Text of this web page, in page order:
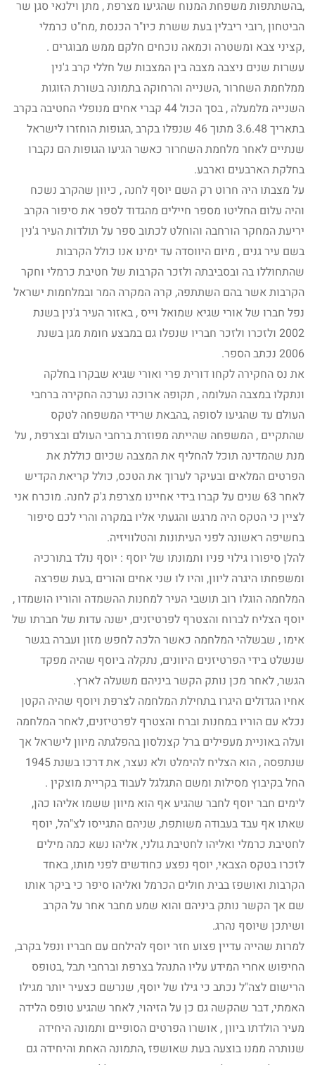
,בהשתתפות משפחת המנוח שהגיעו מצרפת , מתן וילנאי סגן שר
הביטחון ,רובי ריבלין בעת ששרת כיו"ר הכנסת ,מח"ט כרמלי
,קציני צבא ומשטרה וכמאה נוכחים חלקם ממש מבוגרים .
עשרות שנים ניצבה מצבה בין המצבות של חללי קרב ג'נין
ממלחמת השחרור ,השנייה והרחוקה בתמונה בשורת הזוגות
השנייה מלמעלה , בסך הכול 44 קברי אחים מנופלי החטיבה בקרב
בתאריך 3.6.48 מתוך 46 שנפלו בקרב ,הגופות הוחזרו לישראל
שנתיים לאחר מלחמת השחרור כאשר הגיעו הגופות הם נקברו
בחלקת הארבעים וארבע.
על מצבתו היה חרוט רק השם יוסף לחנה , כיוון שהקרב נשכח
והיה עלום החליטו מספר חיילים מהגדוד לספר את סיפור הקרב
יריעת המחקר הורחבה והוחלט לכתוב ספר על תולדות העיר ג'נין
בשם עיר גנים , מיום היווסדה עד ימינו אנו כולל הקרבות
שהתחוללו בה ובסביבתה ולזכר הקרבות של חטיבת כרמלי וחקר
הקרבות אשר בהם השתתפה, קרה המקרה המר ובמלחמות ישראל
נפל חברו של אורי שגיא שמואל וייס , באזור העיר ג'נין בשנת
2002 ולזכרו ולזכר חבריו שנפלו גם במבצע חומת מגן בשנת
2006 נכתב הספר.
את נס החקירה לקחו דורית פרי ואורי שגיא שבקרו בחלקה
ונתקלו במצבה העלומה , תקופה ארוכה נערכה החקירה ברחבי
העולם עד שהגיעו לסופה ,בהבאת שרידי המשפחה לטקס
שהתקיים , המשפחה שהייתה מפוזרת ברחבי העולם ובצרפת , על
מנת שהמדינה תוכל להחליף את המצבה שכיום כוללת את
הפרטים המלאים ובעיקר לערוך את הטכס, כולל קריאת הקדיש
לאחר 63 שנים על קברו בידי אחיינו מצרפת ג'ק לחנה. מוכרח אני
לציין כי הטקס היה מרגש והגעתי אליו במקרה והרי לכם סיפור
בחשיפה ראשונה לפני העיתונות והטלוויזיה.
להלן סיפורו גילוי פניו ותמונתו של יוסף : יוסף נולד בתורכיה
ומשפחתו היגרה ליוון, והיו לו שני אחים והורים ,בעת שפרצה
המלחמה הוגלו רוב תושבי העיר למחנות ההשמדה והוריו הושמדו ,
יוסף הצליח לברוח והצטרף לפרטיזנים, ישנה עדות של חברתו של
אימו , שבשלהי המלחמה כאשר הלכה לחפש מזון ועברה בגשר
שנשלט בידי הפרטיזנים היוונים, נתקלה ביוסף שהיה מפקד
הגשר, לאחר מכן נותק הקשר ביניהם משעלה לארץ.
אחיו הגדולים היגרו בתחילת המלחמה לצרפת ויוסף שהיה הקטן
נכלא עם הוריו במחנות וברח והצטרף לפרטיזנים, לאחר המלחמה
ועלה באוניית מעפילים ברל קצנלסון בהפלגתה מיוון לישראל אך
שנתפסה , הוא הצליח להימלט ולא נעצר, את דרכו בשנת 1945
החל בקיבוץ מסילות ומשם התגלגל לעבוד בקריית מוצקין .
לימים חבר יוסף לחבר שהגיע אף הוא מיוון ששמו אליהו כהן,
שאתו אף עבד בעבודה משותפת, שניהם התגייסו לצ"הל, יוסף
לחטיבת כרמלי ואליהו לחטיבת גולני, אליהו נשא כמה מילים
לזכרו בטקס הצבאי, יוסף נפצע כחודשים לפני מותו, באחד
הקרבות ואושפז בבית חולים הכרמל ואליהו סיפר כי ביקר אותו
שם אך הקשר נותק ביניהם והוא שמע מחבר אחר על הקרב
ושיתכן שיוסף נהרג.
למרות שהייה עדיין פצוע חזר יוסף להילחם עם חבריו ונפל בקרב,
החיפוש אחרי המידע עליו התנהל בצרפת וברחבי תבל ,בטופס
הרישום לצה"ל נכתב כי גילו של יוסף, שנרשם כצעיר יותר מגילו
האמתי, דבר שהקשה גם כן על הזיהוי, לאחר שהגיע טופס הלידה
מעיר הולדתו ביוון , אושרו הפרטים הסופיים ותמונה היחידה
שנותרה ממנו בוצעה בעת שאושפז ,התמונה האחת והיחידה גם